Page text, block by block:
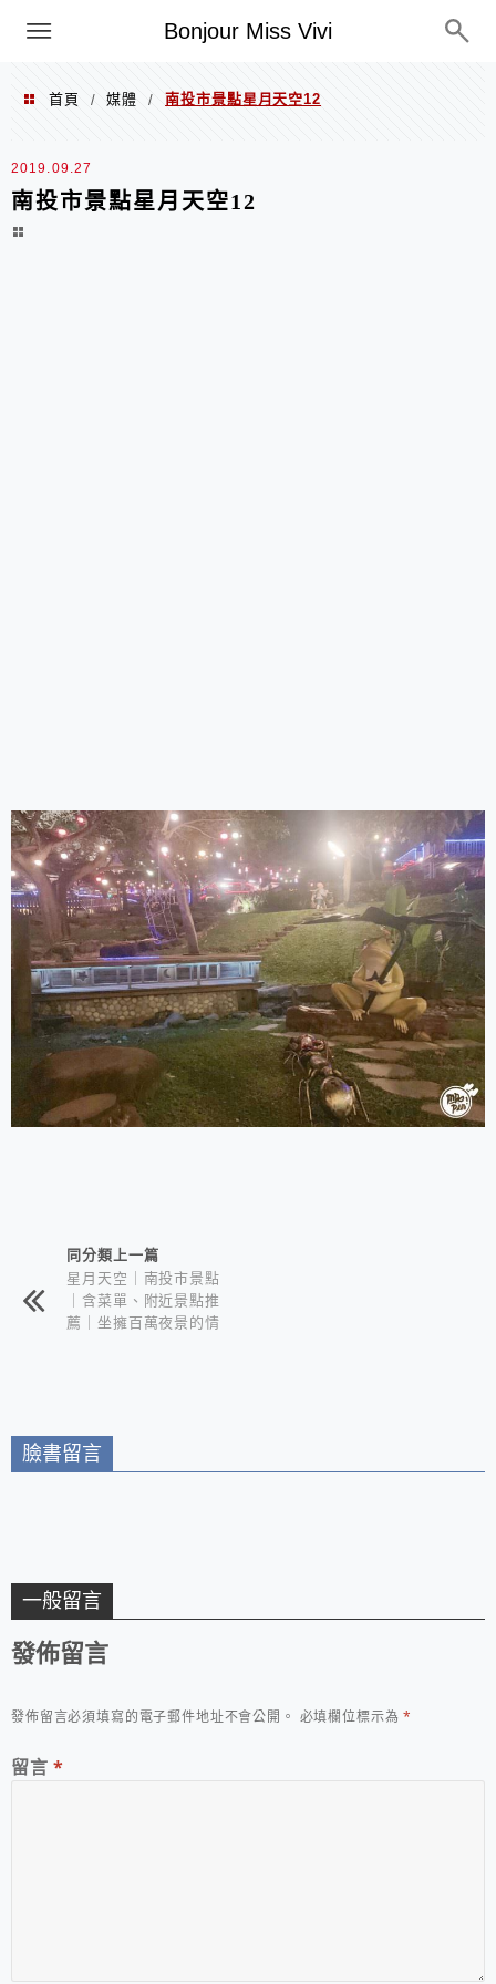
Bonjour Miss Vivi
選單
首頁 / 媒體 / 南投市景點星月天空12
2019.09.27
南投市景點星月天空12
相連文章同分類上一篇
星月天空｜南投市景點
｜含菜單、附近景點推
薦｜坐擁百萬夜景的情
臉書留言
一般留言
發佈留言
發佈留言必須填寫的電子郵件地址不會公開。 必填欄位標示為*
留言 *